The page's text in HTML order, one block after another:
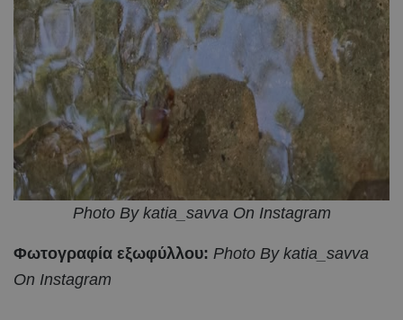
Photo By katia_savva On Instagram
Φωτογραφία εξωφύλλου: Photo By katia_savva
On Instagram